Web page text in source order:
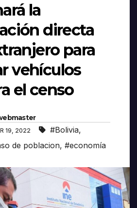
la
directa
para
vehículos
el censo
19, 2022 #Bolivia,
de poblacion, #economía